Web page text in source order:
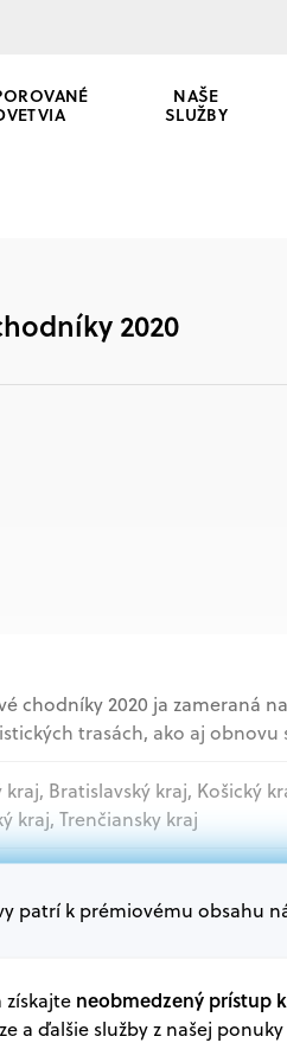
NAŠE
SLUŽBY
2020
chodníky 2020 ja zameraná
trasách, ako aj obnovu
kraj, Bratislavský kraj, Košický
kraj, Trenčiansky kraj
organizácie
grantov a dotácií na
a ďalších zdrojov.
patrí k prémiovému obsahu
neobmedzený prístup
a ďalšie služby z našej ponuky